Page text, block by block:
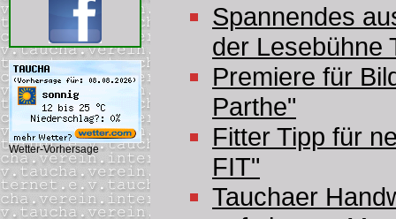
Wetter-Vorhersage
Spannendes
der Lesebühne
Premiere für
Parthe"
Fitter Tipp für
FIT"
Tauchaer